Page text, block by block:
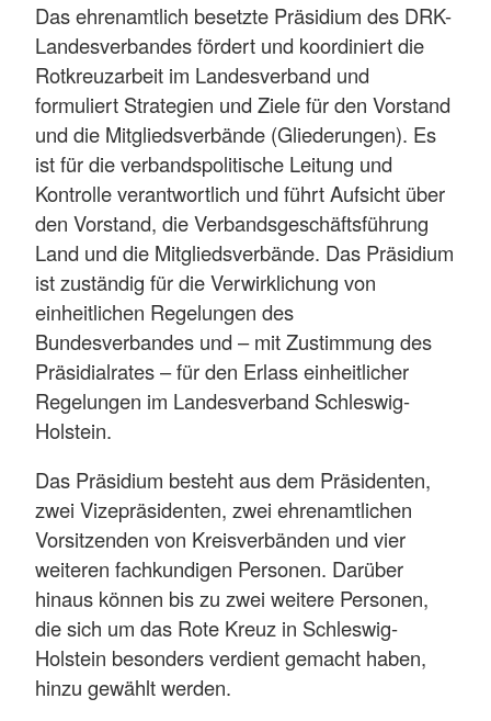
Das ehrenamtlich besetzte Präsidium des DRK-
Landesverbandes fördert und koordiniert die
Rotkreuzarbeit im Landesverband und
formuliert Strategien und Ziele für den Vorstand
und die Mitgliedsverbände (Gliederungen). Es
ist für die verbandspolitische Leitung und
Kontrolle verantwortlich und führt Aufsicht über
den Vorstand, die Verbandsgeschäftsführung
Land und die Mitgliedsverbände. Das Präsidium
ist zuständig für die Verwirklichung von
einheitlichen Regelungen des
Bundesverbandes und – mit Zustimmung des
Präsidialrates – für den Erlass einheitlicher
Regelungen im Landesverband Schleswig-
Holstein.
Das Präsidium besteht aus dem Präsidenten,
zwei Vizepräsidenten, zwei ehrenamtlichen
Vorsitzenden von Kreisverbänden und vier
weiteren fachkundigen Personen. Darüber
hinaus können bis zu zwei weitere Personen,
die sich um das Rote Kreuz in Schleswig-
Holstein besonders verdient gemacht haben,
hinzu gewählt werden.